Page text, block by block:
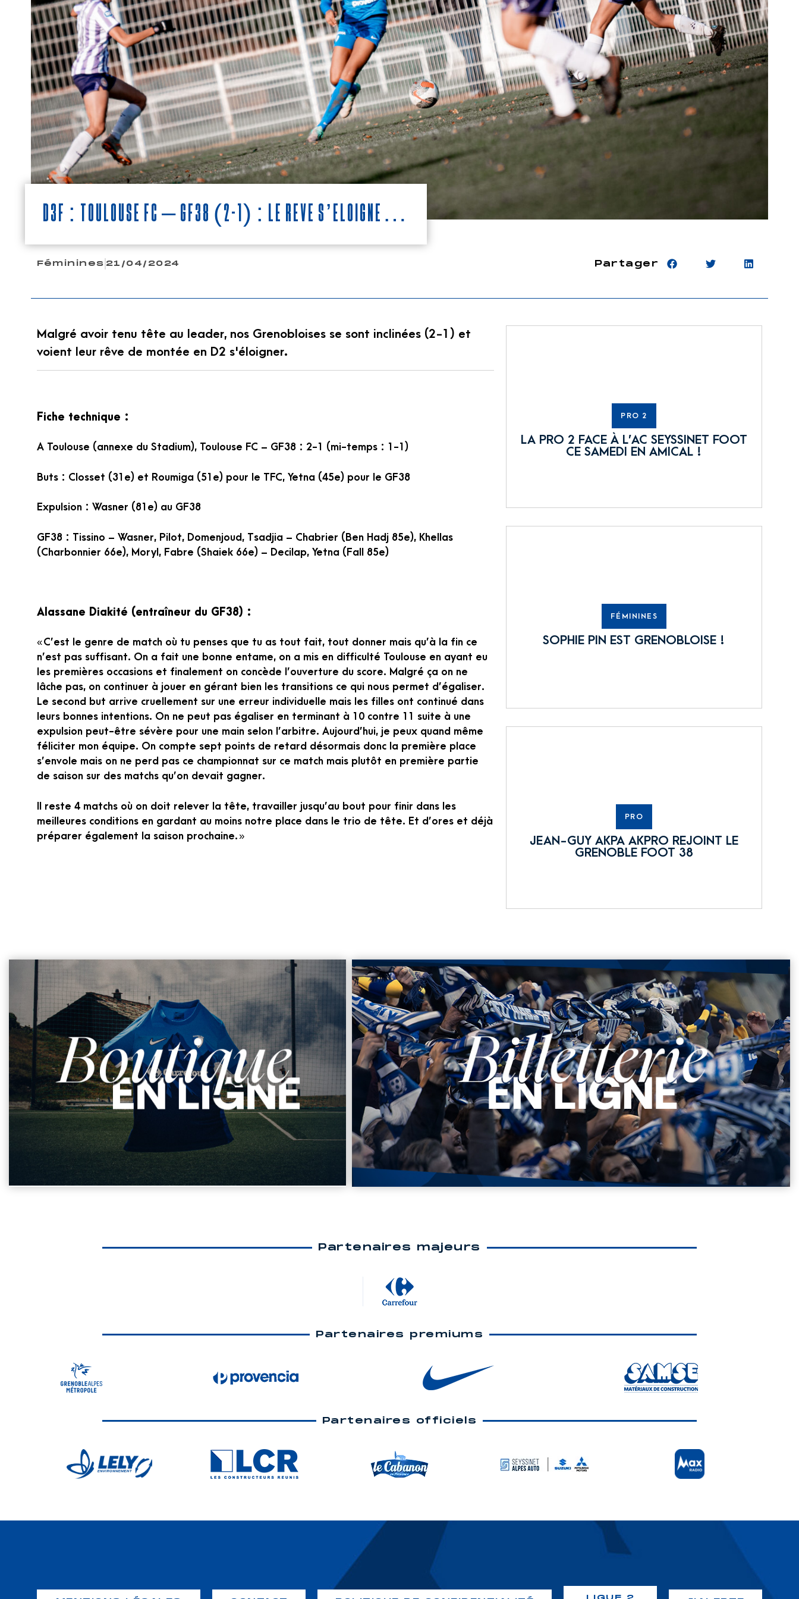
D3F : Toulouse FC – GF38 (2-1) : Le rêve s’éloigne…
Féminines 21/04/2024 Partager
Malgré avoir tenu tête au leader, nos Grenobloises se sont inclinées (2-1) et
voient leur rêve de montée en D2 s'éloigner.
Fiche technique :
A Toulouse (annexe du Stadium), Toulouse FC – GF38 : 2-1 (mi-temps : 1-1)
Buts : Closset (31e) et Roumiga (51e) pour le TFC, Yetna (45e) pour le GF38
Expulsion : Wasner (81e) au GF38
GF38 : Tissino – Wasner, Pilot, Domenjoud, Tsadjia – Chabrier (Ben Hadj 85e), Khellas
(Charbonnier 66e), Moryl, Fabre (Shaiek 66e) – Decilap, Yetna (Fall 85e)
Alassane Diakité (entraîneur du GF38) :
« C’est le genre de match où tu penses que tu as tout fait, tout donner mais qu’à la fin ce
n’est pas suffisant. On a fait une bonne entame, on a mis en difficulté Toulouse en ayant eu
les premières occasions et finalement on concède l’ouverture du score. Malgré ça on ne
lâche pas, on continuer à jouer en gérant bien les transitions ce qui nous permet d’égaliser.
Le second but arrive cruellement sur une erreur individuelle mais les filles ont continué dans
leurs bonnes intentions. On ne peut pas égaliser en terminant à 10 contre 11 suite à une
expulsion peut-être sévère pour une main selon l’arbitre. Aujourd’hui, je peux quand même
féliciter mon équipe. On compte sept points de retard désormais donc la première place
s’envole mais on ne perd pas ce championnat sur ce match mais plutôt en première partie
de saison sur des matchs qu’on devait gagner.
Il reste 4 matchs où on doit relever la tête, travailler jusqu’au bout pour finir dans les
meilleures conditions en gardant au moins notre place dans le trio de tête. Et d’ores et déjà
préparer également la saison prochaine. »
PRO 2
LA PRO 2 FACE À L’AC SEYSSINET FOOT
CE SAMEDI EN AMICAL !
FÉMININES
SOPHIE PIN EST GRENOBLOISE !
PRO
JEAN-GUY AKPA AKPRO REJOINT LE
GRENOBLE FOOT 38
Partenaires majeurs
Partenaires premiums
Partenaires officiels